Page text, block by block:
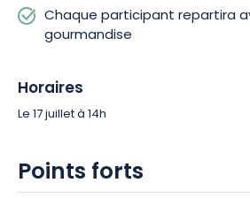
Chaque participant repartira
gourmandise
Horaires
Le 17 juillet à 14h
Points forts